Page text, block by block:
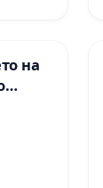
на